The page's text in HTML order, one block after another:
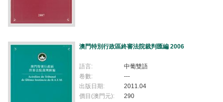
澳門特別行政區終審法院裁判匯編 2006
語言:
中葡雙語
卷數:
---
出版日期:
2011.04
價目(澳門元):
290